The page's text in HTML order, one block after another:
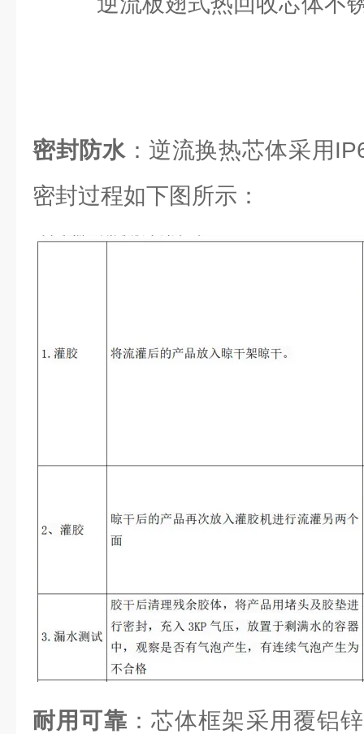
密封防水：逆流换热芯体采用
密封过程如下图所示：
耐用可靠 ：芯体框架采用覆铝